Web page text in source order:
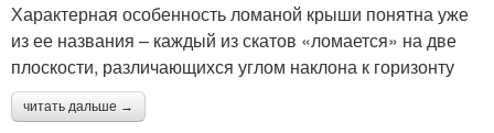
Характерная особенность ломаной крыши понятна уже
из ее названия – каждый из скатов «ломается» на две
плоскости, различающихся углом наклона к горизонту
читать дальше →